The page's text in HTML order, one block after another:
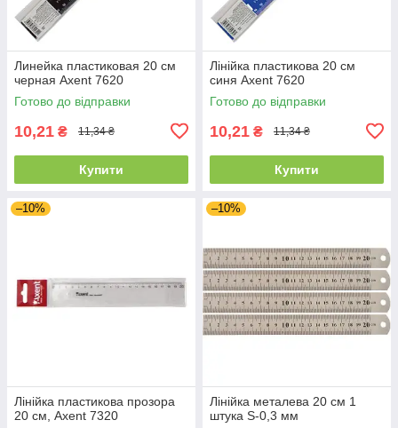
Линейка пластиковая 20 см
черная Axent 7620
Готово до відправки
10,21 ₴ 11,34 ₴
Купити
Лінійка пластикова 20 см
синя Axent 7620
Готово до відправки
10,21 ₴ 11,34 ₴
Купити
–10%
Лінійка пластикова прозора
20 см, Axent 7320
–10%
Лінійка металева 20 см 1
штука S-0,3 мм